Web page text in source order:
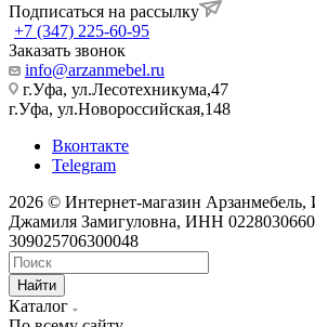
Подписаться на рассылку
+7 (347) 225-60-95
Заказать звонок
info@arzanmebel.ru
г.Уфа, ул.Лесотехникума,47
г.Уфа, ул.Новороссийская,148
Вконтакте
Telegram
2026 © Интернет-магазин Арзанмебель,
Джамиля Замигуловна, ИНН
309025706300048
Найти
Каталог